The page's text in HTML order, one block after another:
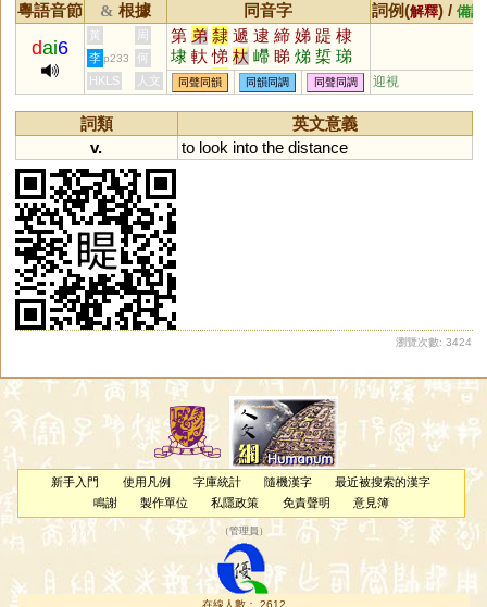
粵語音節 & 根據 同音字 詞例(解釋) / 備註
dai6
黃 周 第 弟 隸 遞 逮 締 娣 踶 棣
埭 軑 悌 杕 嵽 睇 焍 梊 珶
鷤 遰 釱
李 p233
何
HKLS
人文 同聲同韻 同韻同調 同聲同調 迎視
詞類
英文意義
v.
to look into the distance
瀏覽次數: 3424
新手入門 使用凡例 字庫統計 隨機漢字
最近被搜索的漢字
鳴謝
製作單位 私隱政策 免責聲明 意見簿
（管理員 ）
在線人數： 2612